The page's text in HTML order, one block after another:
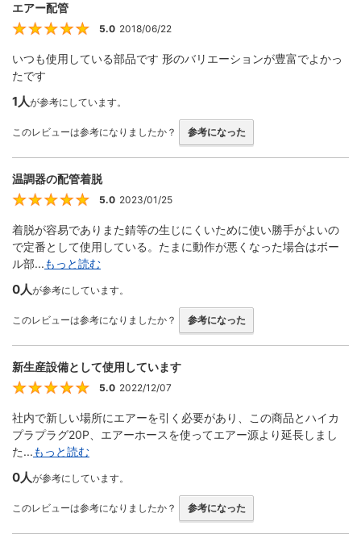
エアー配管
5
5.0 2018/06/22
いつも使用している部品です 形のバリエーションが豊富でよかっ
たです
1人が参考にしています。
このレビューは参考になりましたか？ 参考になった
温調器の配管着脱
5
5.0 2023/01/25
着脱が容易でありまた錆等の生じにくいために使い勝手がよいの
で定番として使用している。たまに動作が悪くなった場合はボー
ル部...もっと読む
0人が参考にしています。
このレビューは参考になりましたか？ 参考になった
新生産設備として使用しています
5
5.0 2022/12/07
社内で新しい場所にエアーを引く必要があり、この商品とハイカ
プラプラグ20P、エアーホースを使ってエアー源より延長しまし
た...もっと読む
0人が参考にしています。
このレビューは参考になりましたか？ 参考になった